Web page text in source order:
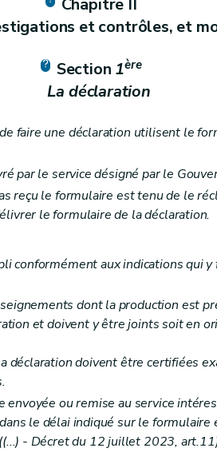
Chapitre II
et contrôles, et
Section 1ère
La déclaration
faire une déclaration utilisent le
par le service désigné par le
reçu le formulaire est tenu de le
le formulaire de la déclaration.
conformément aux indications qui
dont la production est
et doivent y être joints soit en
déclaration doivent être certifiées
envoyée ou remise au service
le délai indiqué sur le
- Décret du 12 juillet 2023,